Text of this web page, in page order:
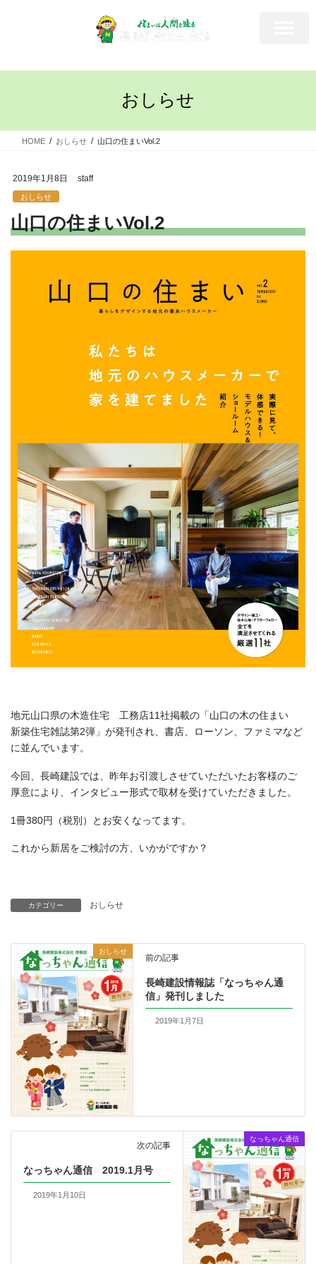
おしらせ
HOME おしらせ 山口の住まいVol.2
2019年1月8日 staff
おしらせ
山口の住まいVol.2
地元山口県の木造住宅 工務店11社掲載の「山口の木の住まい
新築住宅雑誌第2弾」が発刊され、書店、ローソン、ファミマなど
に並んでいます。
今回、長崎建設では、昨年お引渡しさせていただいたお客様のご
厚意により、インタビュー形式で取材を受けていただきました。
1冊380円（税別）とお安くなってます。
これから新居をご検討の方、いかがですか？
カテゴリー おしらせ
おしらせ
前の記事
長崎建設情報誌「なっちゃん通
信」発刊しました
2019年1月7日
なっちゃん通信
次の記事
なっちゃん通信 2019.1月号
2019年1月10日